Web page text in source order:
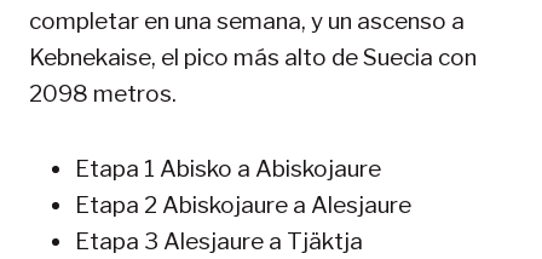
completar en una semana, y un ascenso a
Kebnekaise, el pico más alto de Suecia con
2098 metros.
Etapa 1 Abisko a Abiskojaure
Etapa 2 Abiskojaure a Alesjaure
Etapa 3 Alesjaure a Tjäktja